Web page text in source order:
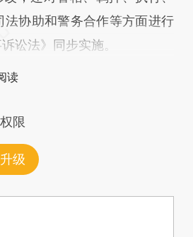
协助和警务合作等方面进行
讼法》同步实施。
读
限
级